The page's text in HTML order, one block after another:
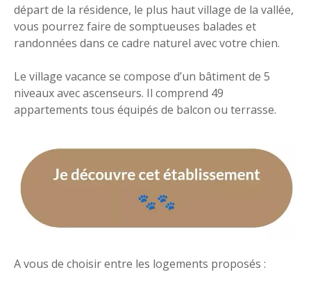
départ de la résidence, le plus haut village de la vallée,
vous pourrez faire de somptueuses balades et
randonnées dans ce cadre naturel avec votre chien.
Le village vacance se compose d’un bâtiment de 5
niveaux avec ascenseurs. Il comprend 49
appartements tous équipés de balcon ou terrasse.
A vous de choisir entre les logements proposés :